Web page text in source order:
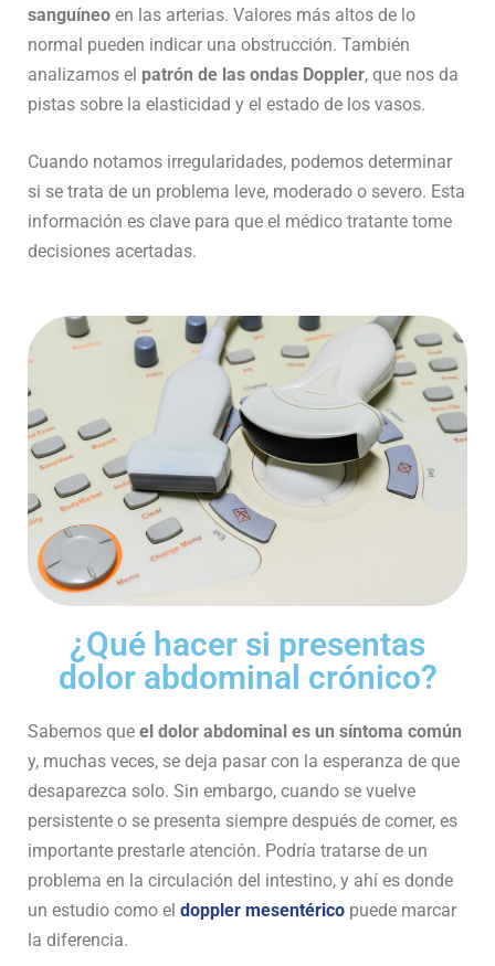
sanguíneo en las arterias. Valores más altos de lo
normal pueden indicar una obstrucción. También
analizamos el patrón de las ondas Doppler, que nos da
pistas sobre la elasticidad y el estado de los vasos.
Cuando notamos irregularidades, podemos determinar
si se trata de un problema leve, moderado o severo. Esta
información es clave para que el médico tratante tome
decisiones acertadas.
¿Qué hacer si presentas
dolor abdominal crónico?
Sabemos que el dolor abdominal es un síntoma común
y, muchas veces, se deja pasar con la esperanza de que
desaparezca solo. Sin embargo, cuando se vuelve
persistente o se presenta siempre después de comer, es
importante prestarle atención. Podría tratarse de un
problema en la circulación del intestino, y ahí es donde
un estudio como el doppler mesentérico puede marcar
la diferencia.